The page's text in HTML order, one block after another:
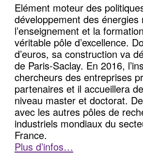
Elément moteur des
développement des énergies
l’enseignement et la
véritable pôle d’excellence.
d’euros, sa construction va
de Paris-Saclay. En 2016,
chercheurs des entreprises
partenaires et il accueillera
niveau master et doctorat.
avec les autres pôles de
industriels mondiaux du
France.
Plus d’infos…